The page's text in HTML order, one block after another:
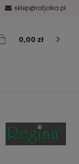
sklep@rafjolka.pl
0,00 zł